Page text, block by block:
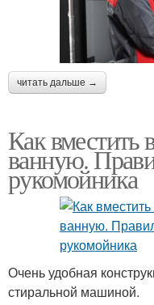
читать дальше →
Как вместить
ванную.
рукомойника
Очень удобная
стиральной машиной.